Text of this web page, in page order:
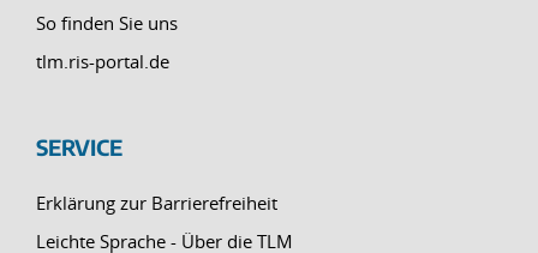
So finden Sie uns
tlm.ris-portal.de
SERVICE
Erklärung zur Barrierefreiheit
Leichte Sprache - Über die TLM